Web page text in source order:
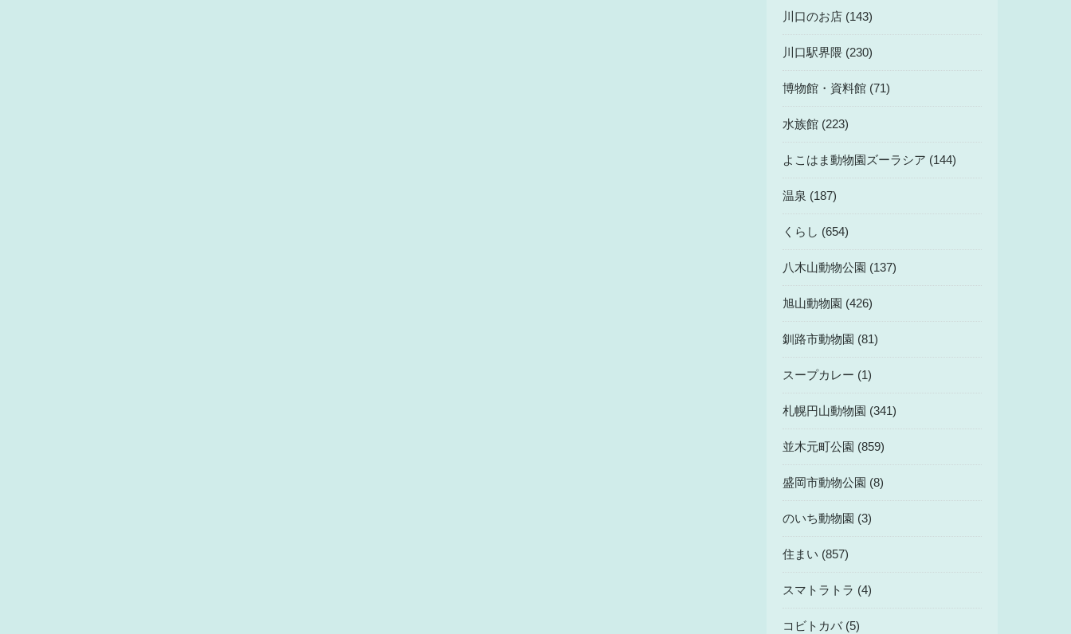
川口のお店 (143)
川口駅界隈 (230)
博物館・資料館 (71)
水族館 (223)
よこはま動物園ズーラシア (144)
温泉 (187)
くらし (654)
八木山動物公園 (137)
旭山動物園 (426)
釧路市動物園 (81)
スープカレー (1)
札幌円山動物園 (341)
並木元町公園 (859)
盛岡市動物公園 (8)
のいち動物園 (3)
住まい (857)
スマトラトラ (4)
コビトカバ (5)